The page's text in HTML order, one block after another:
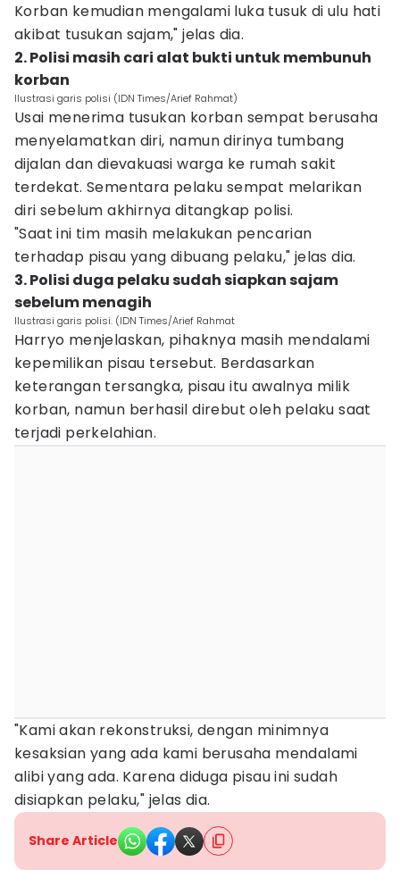
Korban kemudian mengalami luka tusuk di ulu hati
akibat tusukan sajam," jelas dia.
2. Polisi masih cari alat bukti untuk membunuh
korban
Ilustrasi garis polisi (IDN Times/Arief Rahmat)
Usai menerima tusukan korban sempat berusaha
menyelamatkan diri, namun dirinya tumbang
dijalan dan dievakuasi warga ke rumah sakit
terdekat. Sementara pelaku sempat melarikan
diri sebelum akhirnya ditangkap polisi.
"Saat ini tim masih melakukan pencarian
terhadap pisau yang dibuang pelaku," jelas dia.
3. Polisi duga pelaku sudah siapkan sajam
sebelum menagih
Ilustrasi garis polisi. (IDN Times/Arief Rahmat
Harryo menjelaskan, pihaknya masih mendalami
kepemilikan pisau tersebut. Berdasarkan
keterangan tersangka, pisau itu awalnya milik
korban, namun berhasil direbut oleh pelaku saat
terjadi perkelahian.
"Kami akan rekonstruksi, dengan minimnya
kesaksian yang ada kami berusaha mendalami
alibi yang ada. Karena diduga pisau ini sudah
disiapkan pelaku," jelas dia.
Share Article